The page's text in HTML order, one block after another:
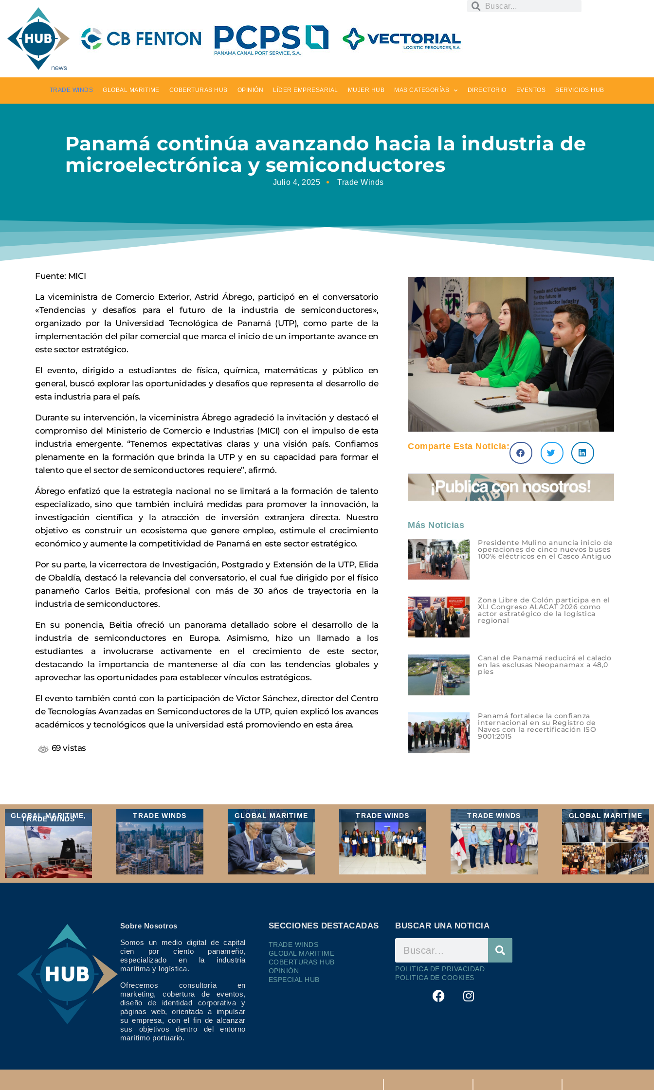
TRADE WINDS GLOBAL MARITIME COBERTURAS HUB OPINIÓN LÍDER EMPRESARIAL MUJER HUB MAS CATEGORÍAS DIRECTORIO EVENTOS SERVICIOS HUB
Panamá continúa avanzando hacia la industria de
microelectrónica y semiconductores
Julio 4, 2025 Trade Winds
Fuente: MICI
La viceministra de Comercio Exterior, Astrid Ábrego, participó en el conversatorio
«Tendencias y desafíos para el futuro de la industria de semiconductores»,
organizado por la Universidad Tecnológica de Panamá (UTP), como parte de la
implementación del pilar comercial que marca el inicio de un importante avance en
este sector estratégico.
El evento, dirigido a estudiantes de física, química, matemáticas y público en
general, buscó explorar las oportunidades y desafíos que representa el desarrollo de
esta industria para el país.
Durante su intervención, la viceministra Ábrego agradeció la invitación y destacó el
compromiso del Ministerio de Comercio e Industrias (MICI) con el impulso de esta
industria emergente. “Tenemos expectativas claras y una visión país. Confiamos
plenamente en la formación que brinda la UTP y en su capacidad para formar el
talento que el sector de semiconductores requiere”, afirmó.
Ábrego enfatizó que la estrategia nacional no se limitará a la formación de talento
especializado, sino que también incluirá medidas para promover la innovación, la
investigación científica y la atracción de inversión extranjera directa. Nuestro
objetivo es construir un ecosistema que genere empleo, estimule el crecimiento
económico y aumente la competitividad de Panamá en este sector estratégico.
Por su parte, la vicerrectora de Investigación, Postgrado y Extensión de la UTP, Elida
de Obaldía, destacó la relevancia del conversatorio, el cual fue dirigido por el físico
panameño Carlos Beitia, profesional con más de 30 años de trayectoria en la
industria de semiconductores.
En su ponencia, Beitia ofreció un panorama detallado sobre el desarrollo de la
industria de semiconductores en Europa. Asimismo, hizo un llamado a los
estudiantes a involucrarse activamente en el crecimiento de este sector,
destacando la importancia de mantenerse al día con las tendencias globales y
aprovechar las oportunidades para establecer vínculos estratégicos.
El evento también contó con la participación de Víctor Sánchez, director del Centro
de Tecnologías Avanzadas en Semiconductores de la UTP, quien explicó los avances
académicos y tecnológicos que la universidad está promoviendo en esta área.
69 vistas
Comparte Esta Noticia:
Más Noticias
Presidente Mulino anuncia inicio de
operaciones de cinco nuevos buses
100% eléctricos en el Casco Antiguo
Zona Libre de Colón participa en el
XLI Congreso ALACAT 2026 como
actor estratégico de la logística
regional
Canal de Panamá reducirá el calado
en las esclusas Neopanamax a 48,0
pies
Panamá fortalece la confianza
internacional en su Registro de
Naves con la recertificación ISO
9001:2015
GLOBAL MARITIME,
TRADE WINDS TRADE WINDS GLOBAL MARITIME TRADE WINDS TRADE WINDS GLOBAL MARITIME
Sobre Nosotros
Somos un medio digital de capital
cien por ciento panameño,
especializado en la industria
marítima y logística.
Ofrecemos consultoría en
marketing, cobertura de eventos,
diseño de identidad corporativa y
páginas web, orientada a impulsar
su empresa, con el fin de alcanzar
sus objetivos dentro del entorno
marítimo portuario.
SECCIONES DESTACADAS
TRADE WINDS
GLOBAL MARITIME
COBERTURAS HUB
OPINIÓN
ESPECIAL HUB
BUSCAR UNA NOTICIA
POLITICA DE PRIVACIDAD
POLITICA DE COOKIES